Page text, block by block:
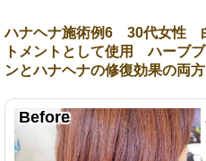
ハナヘナ施術例6 30代女性
トメントとして使用 ハーブ
ンとハナヘナの修復効果の両方